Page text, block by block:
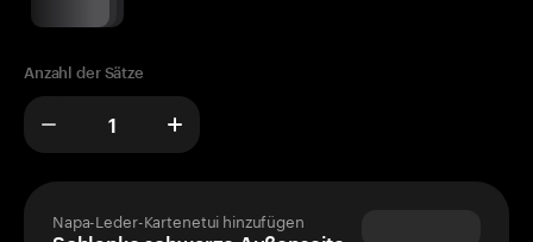
Anzahl der Sätze
Napa-Leder-Kartenetui hinzufügen